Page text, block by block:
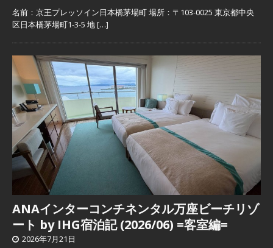
名前：京王プレッソイン日本橋茅場町 場所：〒103-0025 東京都中央
区日本橋茅場町1-3-5 地[…]
ANAインターコンチネンタル万座ビーチリゾ
ート by IHG宿泊記 (2026/06) =客室編=
2026年7月21日